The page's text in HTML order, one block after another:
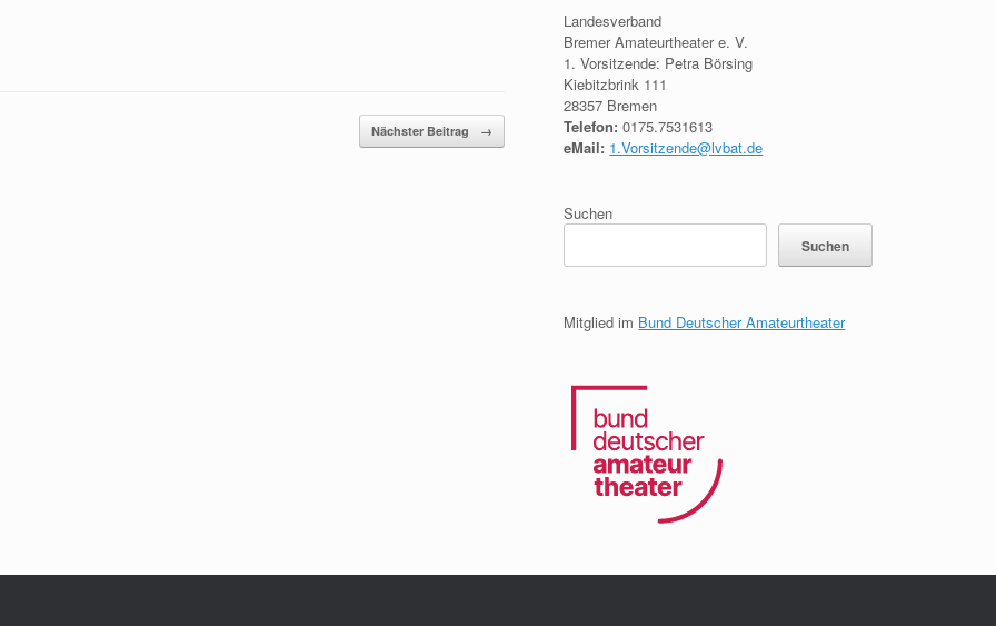
Nächster Beitrag →
Landesverband
Bremer Amateurtheater e. V.
1. Vorsitzende: Petra Börsing
Kiebitzbrink 111
28357 Bremen
Telefon: 0175.7531613
eMail: 1.Vorsitzende@lvbat.de
Suchen
Suchen
Mitglied im Bund Deutscher Amateurtheater